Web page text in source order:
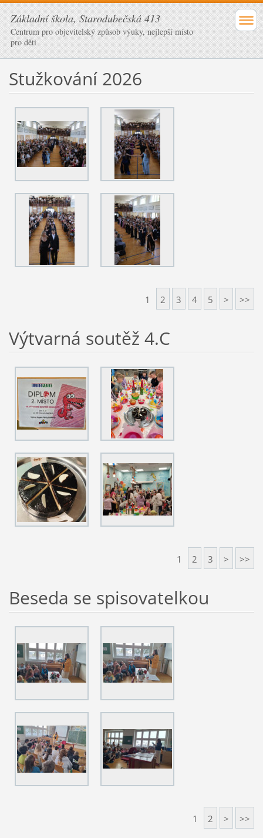
Základní škola, Starodubečská 413
Centrum pro objevitelský způsob výuky, nejlepší místo
pro děti
Stužkování 2026
1 2 3 4 5 > >>
Výtvarná soutěž 4.C
1 2 3 > >>
Beseda se spisovatelkou
1 2 > >>